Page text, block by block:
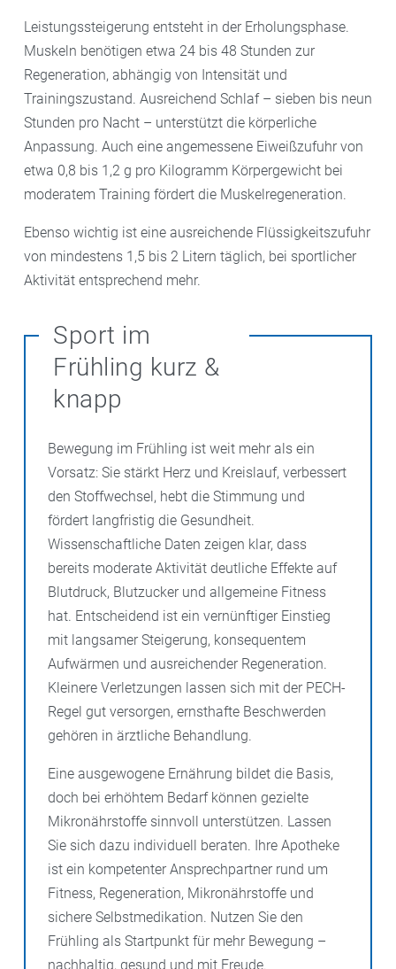
Leistungssteigerung entsteht in der Erholungsphase.
Muskeln benötigen etwa 24 bis 48 Stunden zur
Regeneration, abhängig von Intensität und
Trainingszustand. Ausreichend Schlaf – sieben bis neun
Stunden pro Nacht – unterstützt die körperliche
Anpassung. Auch eine angemessene Eiweißzufuhr von
etwa 0,8 bis 1,2 g pro Kilogramm Körpergewicht bei
moderatem Training fördert die Muskelregeneration.
Ebenso wichtig ist eine ausreichende Flüssigkeitszufuhr
von mindestens 1,5 bis 2 Litern täglich, bei sportlicher
Aktivität entsprechend mehr.
Sport im
Frühling kurz &
knapp
Bewegung im Frühling ist weit mehr als ein
Vorsatz: Sie stärkt Herz und Kreislauf, verbessert
den Stoffwechsel, hebt die Stimmung und
fördert langfristig die Gesundheit.
Wissenschaftliche Daten zeigen klar, dass
bereits moderate Aktivität deutliche Effekte auf
Blutdruck, Blutzucker und allgemeine Fitness
hat. Entscheidend ist ein vernünftiger Einstieg
mit langsamer Steigerung, konsequentem
Aufwärmen und ausreichender Regeneration.
Kleinere Verletzungen lassen sich mit der PECH-
Regel gut versorgen, ernsthafte Beschwerden
gehören in ärztliche Behandlung.
Eine ausgewogene Ernährung bildet die Basis,
doch bei erhöhtem Bedarf können gezielte
Mikronährstoffe sinnvoll unterstützen. Lassen
Sie sich dazu individuell beraten. Ihre Apotheke
ist ein kompetenter Ansprechpartner rund um
Fitness, Regeneration, Mikronährstoffe und
sichere Selbstmedikation. Nutzen Sie den
Frühling als Startpunkt für mehr Bewegung –
nachhaltig, gesund und mit Freude.